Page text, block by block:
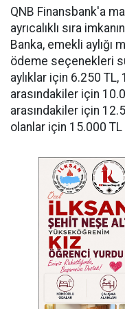
QNB Finansbank'a
ayrıcalıklı sıra
Banka, emekli aylığı
ödeme seçenekleri
aylıklar için 6.250
arasındakiler için
arasındakiler için
olanlar için 15.000